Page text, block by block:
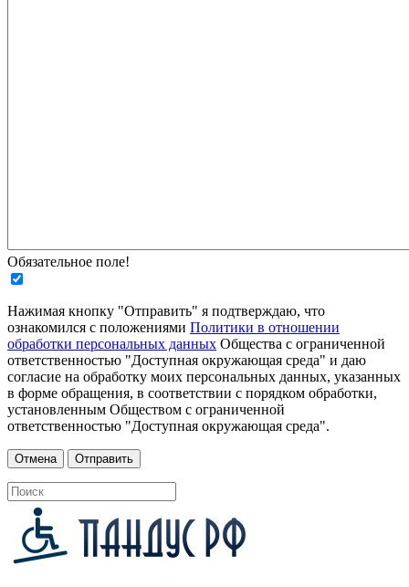
Обязательное поле!
Нажимая кнопку "Отправить" я подтверждаю, что
ознакомился с положениями Политики в отношении
обработки персональных данных Общества с ограниченной
ответственностью "Доступная окружающая среда" и даю
согласие на обработку моих персональных данных, указанных
в форме обращения, в соответствии с порядком обработки,
установленным Обществом с ограниченной
ответственностью "Доступная окружающая среда".